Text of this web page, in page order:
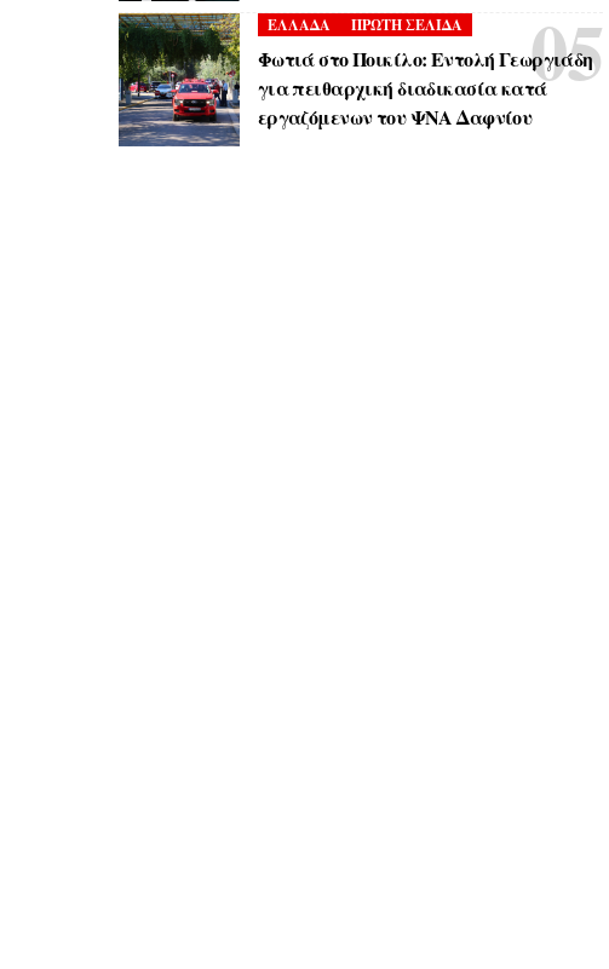
ΕΛΛΑΔΑ ΠΡΩΤΗ ΣΕΛΙΔΑ
Φωτιά στο Ποικίλο: Εντολή Γεωργιάδη
για πειθαρχική διαδικασία κατά
εργαζόμενων του ΨΝΑ Δαφνίου